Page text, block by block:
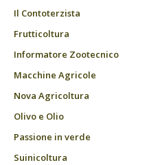
Il Contoterzista
Frutticoltura
Informatore Zootecnico
Macchine Agricole
Nova Agricoltura
Olivo e Olio
Passione in verde
Suinicoltura